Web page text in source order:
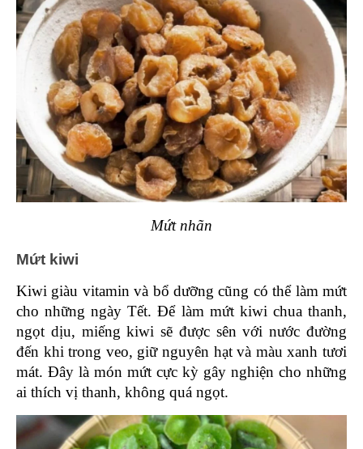
Mứt nhãn
Mứt kiwi
Kiwi giàu vitamin và bổ dưỡng cũng có thể làm mứt
cho những ngày Tết. Để làm mứt kiwi chua thanh,
ngọt dịu, miếng kiwi sẽ được sên với nước đường
đến khi trong veo, giữ nguyên hạt và màu xanh tươi
mát. Đây là món mứt cực kỳ gây nghiện cho những
ai thích vị thanh, không quá ngọt.